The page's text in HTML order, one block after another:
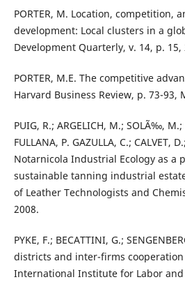
PORTER, M. Location, competition,
development: Local clusters in a
Development Quarterly, v. 14, p. 15,
PORTER, M.E. The competitive
Harvard Business Review, p. 73-93,
PUIG, R.; ARGELICH, M.; SOLÃ‰, M.;
FULLANA, P. GAZULLA, C.; CALVET,
Notarnicola Industrial Ecology as a
sustainable tanning industrial
of Leather Technologists and
2008.
PYKE, F.; BECATTINI, G.;
districts and inter-firms cooperation
International Institute for Labor and